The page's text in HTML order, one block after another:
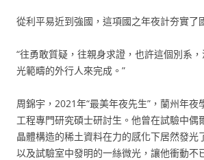
從利平易近到強國，這項國之年夜計夯實了
“往勇敢質疑，往親身求證，也許這個別系
光範疇的外行人來完成。”
周錦宇，2021年“最美年夜先生”，蘭州年
工程專門研究碩士研討生。他曾在試驗中偶
晶體構造的稀土資料在力的感化下居然發光
以及試驗室中發明的一絲微光，讓他衝動不